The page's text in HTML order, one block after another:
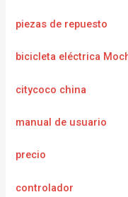
piezas de repuesto
bicicleta eléctrica
citycoco china
manual de usuario
precio
controlador